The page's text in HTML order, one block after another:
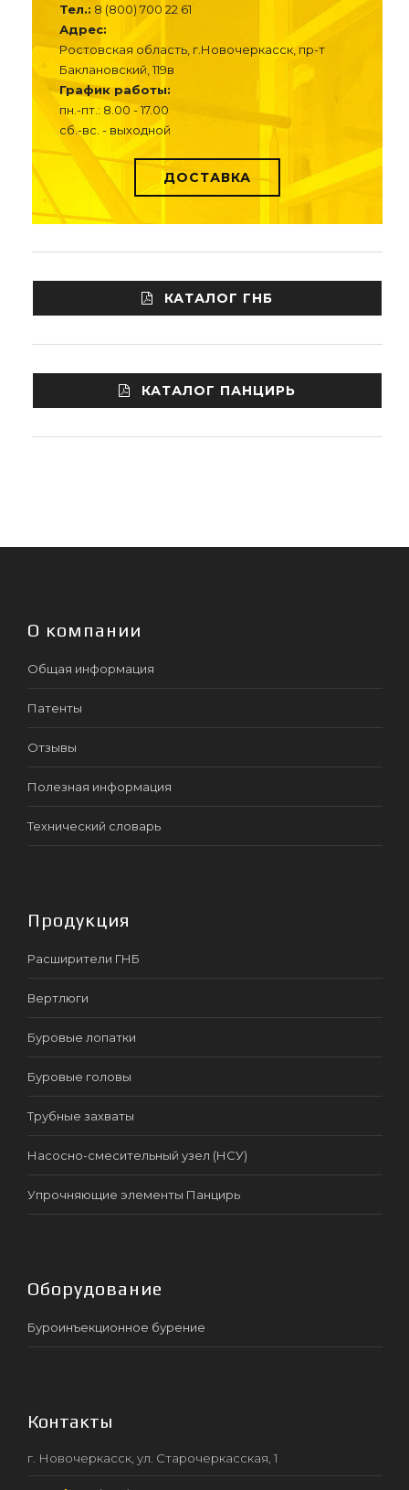
Тел.: 8 (800) 700 22 61
Адрес:
Ростовская область, г.Новочеркасск, пр-т
Баклановский, 119в
График работы:
пн.-пт.: 8.00 - 17.00
сб.-вс. - выходной
ДОСТАВКА
КАТАЛОГ ГНБ
КАТАЛОГ ПАНЦИРЬ
О компании
Общая информация
Патенты
Отзывы
Полезная информация
Технический словарь
Продукция
Расширители ГНБ
Вертлюги
Буровые лопатки
Буровые головы
Трубные захваты
Насосно-смесительный узел (НСУ)
Упрочняющие элементы Панцирь
Оборудование
Буроинъекционное бурение
Контакты
г. Новочеркасск, ул. Старочеркасская, 1